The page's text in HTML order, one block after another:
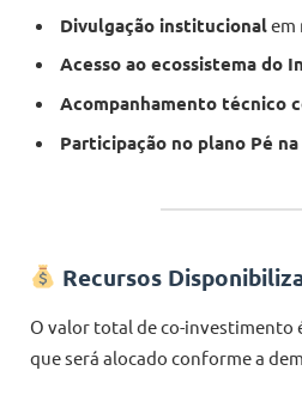
Divulgação institucionalem
Acesso ao ecossistema
Acompanhamento técnico
Participação no plano Pé
Recursos
O valor total de co-investimento
que será alocado conforme a